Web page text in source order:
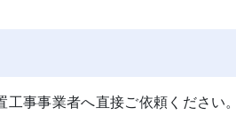
工事事業者へ直接ご依頼ください